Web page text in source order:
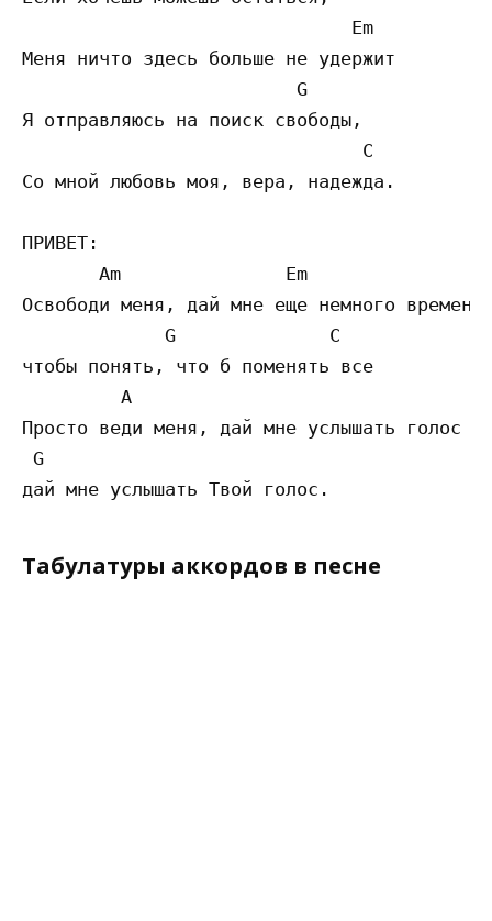
                              Em
Меня ничто здесь больше не удержит
                         G
Я отправляюсь на поиск свободы,
                               C
Со мной любовь моя, вера, надежда.
ПРИВЕТ:
Am
Освободи меня, дай мне еще немного
             G              C
чтобы понять, что б поменять все
Просто веди меня, дай мне услышать голос
G
Табулатуры аккордов в песне